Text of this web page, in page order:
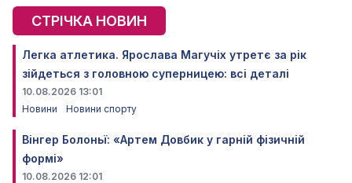
СТРІЧКА НОВИН
Легка атлетика. Ярослава Магучіх утретє за рік
зійдеться з головною суперницею: всі деталі
10.08.2026 13:01
Новини
Новини спорту
Вінгер Болоньї: «Артем Довбик у гарній фізичній
формі»
10.08.2026 12:01